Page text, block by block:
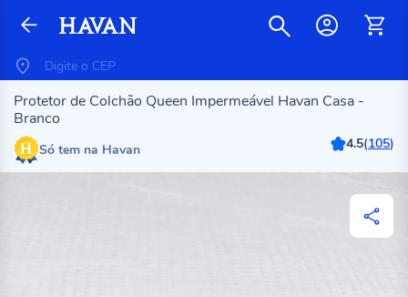
Protetor de Colchão Queen Impermeável Havan Casa -
Branco
Só tem na Havan 4.5(105)